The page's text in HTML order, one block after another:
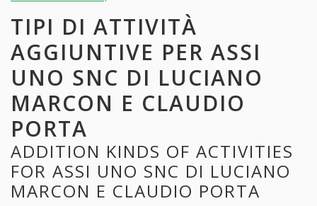
TIPI DI ATTIVITÀ
AGGIUNTIVE PER ASSI
UNO SNC DI LUCIANO
MARCON E CLAUDIO
PORTA
ADDITION KINDS OF ACTIVITIES
FOR ASSI UNO SNC DI LUCIANO
MARCON E CLAUDIO PORTA